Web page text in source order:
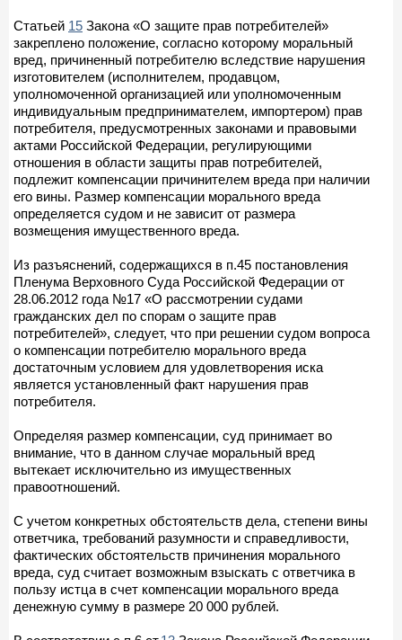
Статьей 15 Закона «О защите прав потребителей»
закреплено положение, согласно которому моральный
вред, причиненный потребителю вследствие нарушения
изготовителем (исполнителем, продавцом,
уполномоченной организацией или уполномоченным
индивидуальным предпринимателем, импортером) прав
потребителя, предусмотренных законами и правовыми
актами Российской Федерации, регулирующими
отношения в области защиты прав потребителей,
подлежит компенсации причинителем вреда при наличии
его вины. Размер компенсации морального вреда
определяется судом и не зависит от размера
возмещения имущественного вреда.
Из разъяснений, содержащихся в п.45 постановления
Пленума Верховного Суда Российской Федерации от
28.06.2012 года №17 «О рассмотрении судами
гражданских дел по спорам о защите прав
потребителей», следует, что при решении судом вопроса
о компенсации потребителю морального вреда
достаточным условием для удовлетворения иска
является установленный факт нарушения прав
потребителя.
Определяя размер компенсации, суд принимает во
внимание, что в данном случае моральный вред
вытекает исключительно из имущественных
правоотношений.
С учетом конкретных обстоятельств дела, степени вины
ответчика, требований разумности и справедливости,
фактических обстоятельств причинения морального
вреда, суд считает возможным взыскать с ответчика в
пользу истца в счет компенсации морального вреда
денежную сумму в размере 20 000 рублей.